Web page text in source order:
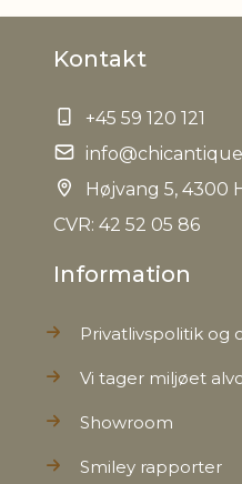
EAN
Tariffnumber
Bruttovægt
Kontakt
+45 59 120 121
Højvang 5, 4300
CVR: 42 52 05 86
Information
Privatlivspolitik og
Vi tager miljøet
Showroom
Smiley rapporter